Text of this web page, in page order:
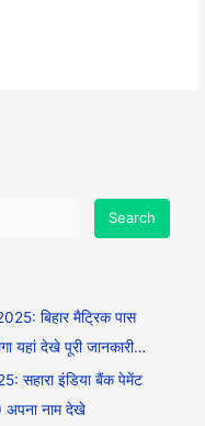
Search
बिहार मैट्रिक पास
यहां देखे पूरी जानकारी…
सहारा इंडिया बैंक पेमेंट
अपना नाम देखे